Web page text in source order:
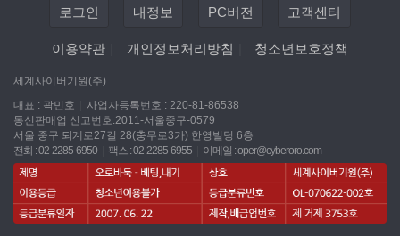
로그인 내정보 PC버전 고객센터
이용약관 개인정보처리방침 청소년보호정책
세계사이버기원(주)
대표 : 곽민호
사업자등록번호 : 220-81-86538
통신판매업 신고번호:2011-서울중구-0579
서울 중구 퇴계로27길 28(충무로3가) 한영빌딩 6층
전화 : 02-2285-6950
팩스 : 02-2285-6955 이메일 :oper@cyberoro.com